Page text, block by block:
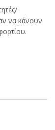
να κάνουν